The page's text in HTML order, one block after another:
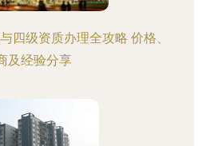
四级资质办理全攻略 价格、
及经验分享